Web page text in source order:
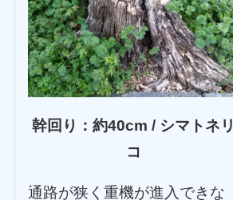
幹回り：約40cm / シマトネリ
コ
通路が狭く重機が進入できな